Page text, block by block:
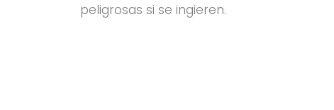
peligrosas si se ingieren.